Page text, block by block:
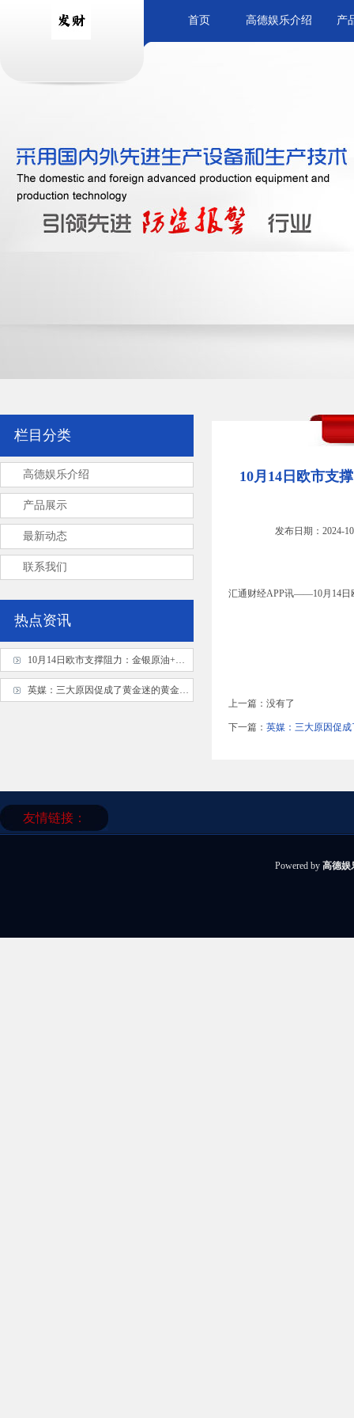
首页 高德娱乐介绍 产
10月14日欧市支
发布日期：2024-
汇通财经APP讯——10月14日
上一篇：没有了
下一篇：英媒：三大原因促
栏目分类
高德娱乐介绍
产品展示
最新动态
联系我们
热点资讯
10月14日欧市支撑阻力：金银原油+美元指数等六大货币对
英媒：三大原因促成了黄金迷的黄金时代
友情链接：
Powered by 高德娱